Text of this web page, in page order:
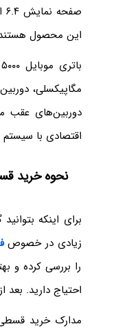
این محصول
اقتصادی با سیستم عامل اندروید ۱۱ کار می‌کند، اما شما
نحوه خرید
برای اینکه
زیادی در خصوص
را بررسی کرده و
احتیاج دارید. بعد
مدارک خرید